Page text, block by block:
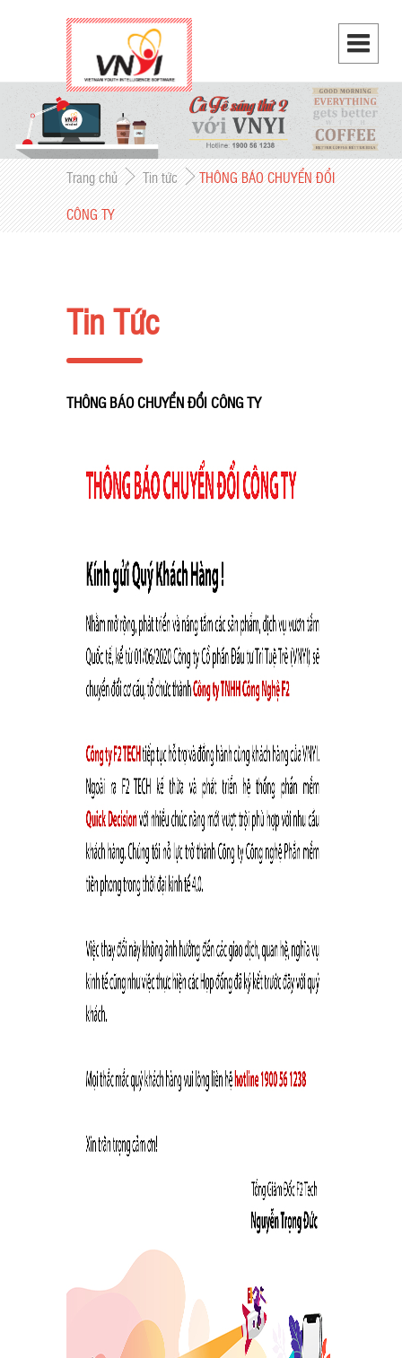
Trang chủ Tin tức
THÔNG BÁO CHUYỂN ĐỔI
CÔNG TY
Tin Tức
THÔNG BÁO CHUYỂN ĐỔI CÔNG TY